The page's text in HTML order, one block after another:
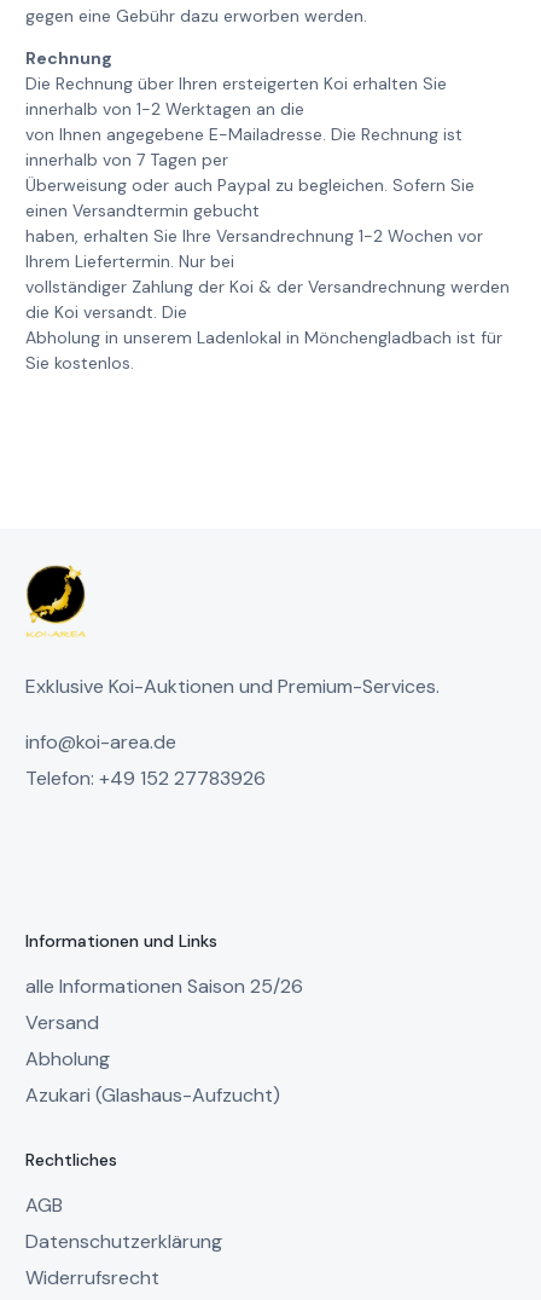
gegen eine Gebühr dazu erworben werden.
Rechnung
Die Rechnung über Ihren ersteigerten Koi erhalten Sie
innerhalb von 1-2 Werktagen an die
von Ihnen angegebene E-Mailadresse. Die Rechnung ist
innerhalb von 7 Tagen per
Überweisung oder auch Paypal zu begleichen. Sofern Sie
einen Versandtermin gebucht
haben, erhalten Sie Ihre Versandrechnung 1-2 Wochen vor
Ihrem Liefertermin. Nur bei
vollständiger Zahlung der Koi & der Versandrechnung werden
die Koi versandt. Die
Abholung in unserem Ladenlokal in Mönchengladbach ist für
Sie kostenlos.
Exklusive Koi-Auktionen und Premium-Services.
info@koi-area.de
Telefon: +49 152 27783926
Informationen und Links
alle Informationen Saison 25/26
Versand
Abholung
Azukari (Glashaus-Aufzucht)
Rechtliches
AGB
Datenschutzerklärung
Widerrufsrecht